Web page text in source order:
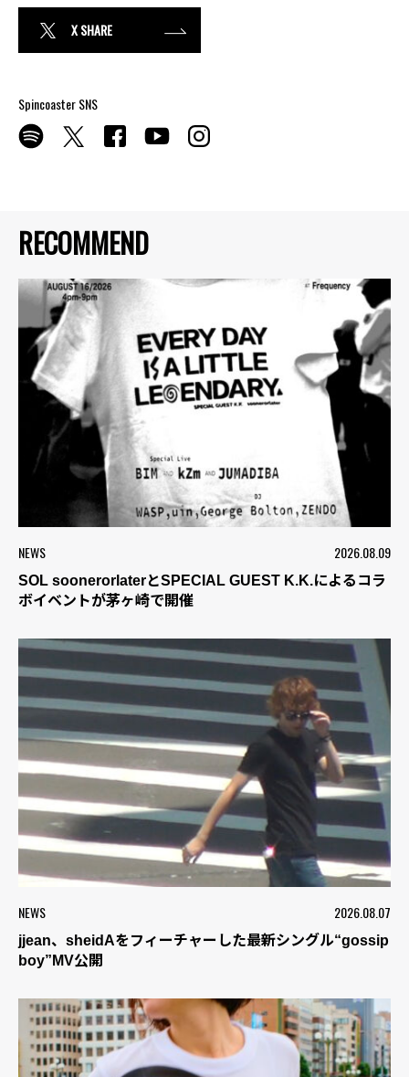
RECOMMEND
NEWS 2026.08.09
SOL soonerorlaterとSPECIAL GUEST K.K.によるコラ
ボイベントが茅ヶ崎で開催
NEWS 2026.08.07
jjean、sheidAをフィーチャーした最新シングル“gossip
boy”MV公開
X SHARE
Spincoaster SNS